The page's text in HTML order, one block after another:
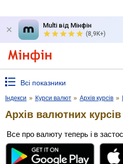
Multi від Мінфін
(8,9K+)
Всі показники
Індекси » Курси валют » Архів курсів »
Архів валютних курсів
Все про валюту теперь і в